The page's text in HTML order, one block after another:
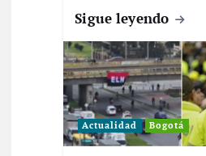
Sigue leyendo
Actualidad Bogotá